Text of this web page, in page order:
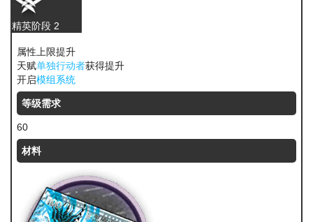
精英阶段 2
属性上限提升
天赋单独行动者获得提升
开启模组系统
等级需求
60
材料